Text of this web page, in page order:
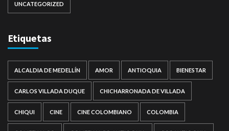
UNCATEGORIZED
Etiquetas
ALCALDIA DE MEDELLÍN AMOR ANTIOQUIA BIENESTAR
CARLOS VILLADA DUQUE CHICHARRONADA DE VILLADA
CHIQUI CINE CINE COLOMBIANO COLOMBIA